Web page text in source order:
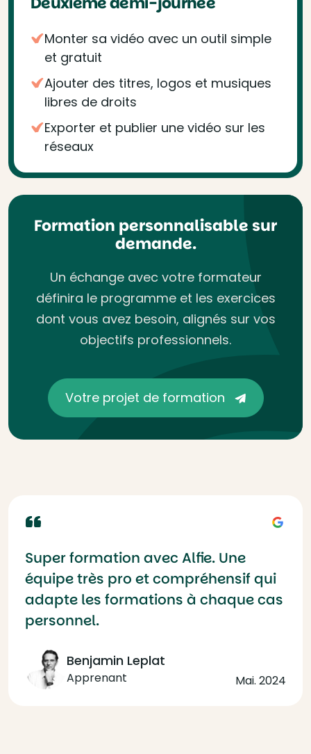
Monter sa vidéo avec un outil simple
et gratuit
Ajouter des titres, logos et musiques
libres de droits
Exporter et publier une vidéo sur les
réseaux
Formation personnalisable sur
demande.
Un échange avec votre formateur
définira le programme et les exercices
dont vous avez besoin, alignés sur vos
objectifs professionnels.
Votre projet de formation
Super formation avec Alfie. Une
équipe très pro et compréhensif qui
adapte les formations à chaque cas
personnel.
Benjamin Leplat
Apprenant Mai. 2024